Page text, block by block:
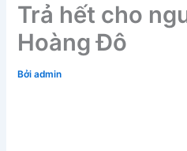
Trả hết cho
Hoàng Đô
Bởiadmin